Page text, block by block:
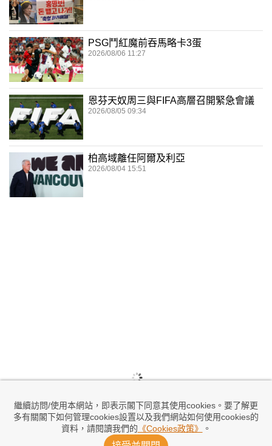
繼續訪問/使用本網站，即表示閣下同意其使用cookies。要了解更
多有關閣下如何管理cookies設置以及我們網站如何使用cookies的
資料，請閱讀我們的 《Cookies政策》 。
PSG鬥紅魔前吞馬略卡3蛋
2026/08/06 11:27
恩芬天奴周三與FIFA高層召開緊急會議
2026/08/05 09:34
柏高域離任阿爾及利亞
2026/08/04 15:51